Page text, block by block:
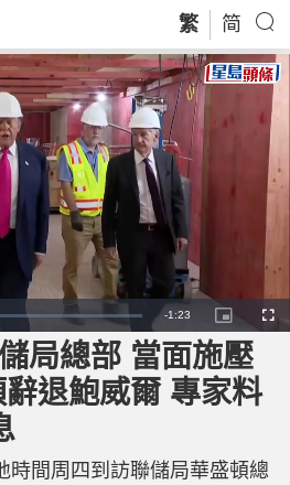
繁 简
R
e
m
n
-1:23
P
i
c
u
e
-
c
t
F
u
局總部 當面施壓
退鮑威爾 專家料
時間周四到訪聯儲局華盛頓總